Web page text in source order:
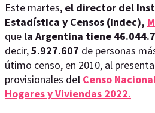
Este martes, el director del
Estadística y Censos (Indec),
que la Argentina tiene
decir,5.927.607 de personas
útimo censo, en 2010, al
provisionales del Censo
Hogares y Viviendas 2022.